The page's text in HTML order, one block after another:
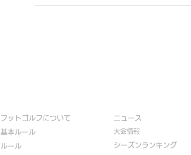
フットゴルフについて
基本ルール
ルール
​ニュース
大会情報
シーズンランキング